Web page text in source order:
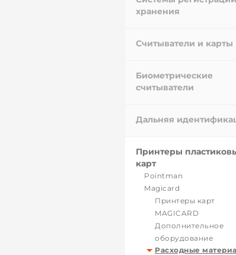
хранения
Считыватели и карты
Биометрические
считыватели
Дальняя
Принтеры
карт
Pointman
Magicard
Принтеры карт
MAGICARD
Дополнительное
оборудование
Расходные